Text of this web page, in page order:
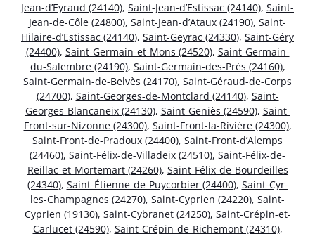
Jean-d’Eyraud (24140), Saint-Jean-d’Estissac (24140), Saint-
Jean-de-Côle (24800), Saint-Jean-d’Ataux (24190), Saint-
Hilaire-d’Estissac (24140), Saint-Geyrac (24330), Saint-Géry
(24400), Saint-Germain-et-Mons (24520), Saint-Germain-
du-Salembre (24190), Saint-Germain-des-Prés (24160),
Saint-Germain-de-Belvès (24170), Saint-Géraud-de-Corps
(24700), Saint-Georges-de-Montclard (24140), Saint-
Georges-Blancaneix (24130), Saint-Geniès (24590), Saint-
Front-sur-Nizonne (24300), Saint-Front-la-Rivière (24300),
Saint-Front-de-Pradoux (24400), Saint-Front-d’Alemps
(24460), Saint-Félix-de-Villadeix (24510), Saint-Félix-de-
Reillac-et-Mortemart (24260), Saint-Félix-de-Bourdeilles
(24340), Saint-Étienne-de-Puycorbier (24400), Saint-Cyr-
les-Champagnes (24270), Saint-Cyprien (24220), Saint-
Cyprien (19130), Saint-Cybranet (24250), Saint-Crépin-et-
Carlucet (24590), Saint-Crépin-de-Richemont (24310),